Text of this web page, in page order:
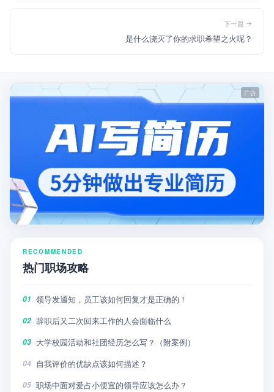
下一篇
是什么浇灭了你的求职希望之火呢？
RECOMMENDED
热门职场攻略
01 领导发通知，员工该如何回复才是正确的！
02 辞职后又二次回来工作的人会面临什么
03 大学校园活动和社团经历怎么写？（附案例）
04 自我评价的优缺点该如何描述？
05 职场中面对爱占小便宜的领导应该怎么办？